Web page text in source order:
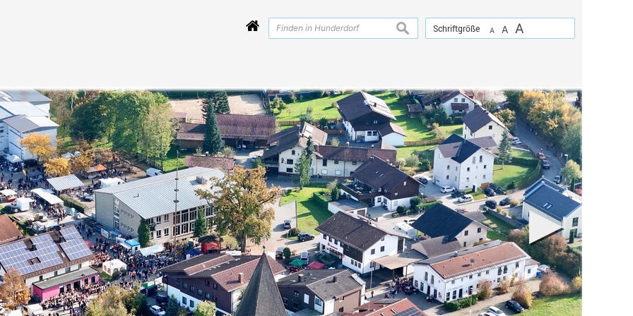
Schriftgröße A A A
suchen